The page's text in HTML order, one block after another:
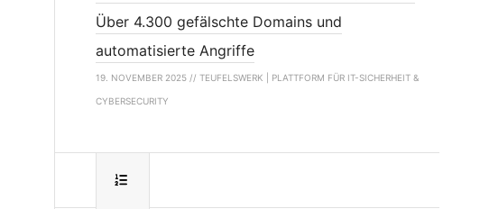
Über 4.300 gefälschte Domains und
automatisierte Angriffe
19. NOVEMBER 2025 // TEUFELSWERK | PLATTFORM FÜR IT-SICHERHEIT &
CYBERSECURITY